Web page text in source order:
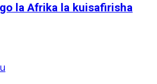
la Afrika la kuisafirisha